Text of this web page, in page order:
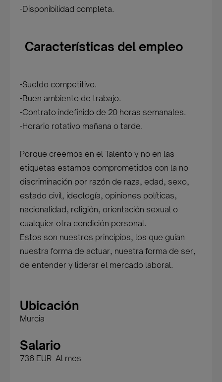
-Disponibilidad completa.
Características del empleo
-Sueldo competitivo.
-Buen ambiente de trabajo.
-Contrato indefinido de 20 horas semanales.
-Horario rotativo mañana o tarde.
Porque creemos en el Talento y no en las
etiquetas estamos comprometidos con la no
discriminación por razón de raza, edad, sexo,
estado civil, ideología, opiniones políticas,
nacionalidad, religión, orientación sexual o
cualquier otra condición personal.
Estos son nuestros principios, los que guían
nuestra forma de actuar, nuestra forma de ser,
de entender y liderar el mercado laboral.
Ubicación
Murcia
Salario
736 EUR Al mes